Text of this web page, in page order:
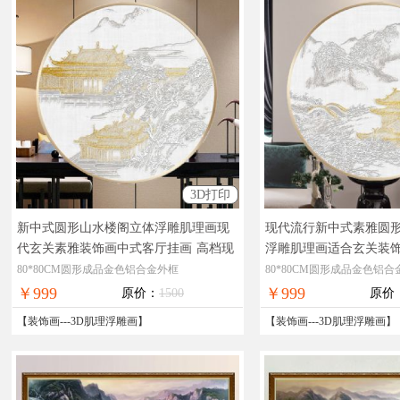
3D打印
新中式圆形山水楼阁立体浮雕肌理画现
代玄关素雅装饰画中式客厅挂画 高档现
代立体圆形装饰画
80*80CM圆形成品金色铝合金外框
￥999 原价： 1500
【装饰画---3D肌理浮雕画】
现代流行新中式素雅圆
浮雕肌理画适合玄关装
画 高档现代立体装饰画
80*80CM圆形成品金色铝合
￥999 原价
【装饰画---3D肌理浮雕画】